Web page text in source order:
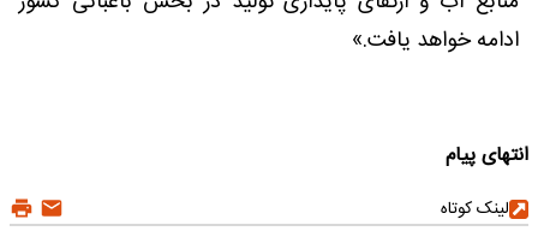
ادامه خواهد یافت.»
انتهای پیام
لینک کوتاه